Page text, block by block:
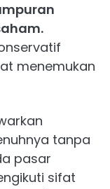
menemukan
tanpa
pasar
sifat